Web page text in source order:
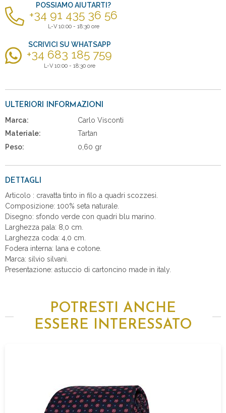
POSSIAMO AIUTARTI?
+34 91 435 36 56
L-V 10:00 - 18:30 ore
SCRIVICI SU WHATSAPP
+34 683 185 759
L-V 10:00 - 18:30 ore
ULTERIORI INFORMAZIONI
Marca:
Carlo Visconti
Materiale:
Tartan
Peso:
0,60 gr
DETTAGLI
Articolo : cravatta tinto in filo a quadri scozzesi.
Composizione: 100% seta naturale.
Disegno: sfondo verde con quadri blu marino.
Larghezza pala: 8,0 cm.
Larghezza coda: 4,0 cm.
Fodera interna: lana e cotone.
Marca: silvio silvani.
Presentazione: astuccio di cartoncino made in italy.
POTRESTI ANCHE
ESSERE INTERESSATO